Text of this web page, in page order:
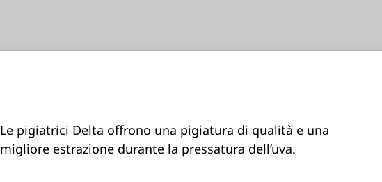
Le pigiatrici Delta offrono una pigiatura di qualità e una
migliore estrazione durante la pressatura dell’uva.